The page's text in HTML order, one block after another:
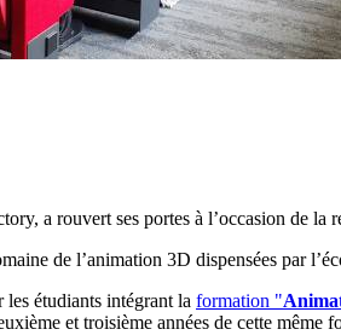
a rouvert ses portes à l’occasion de la
de l’animation 3D dispensées par
étudiants intégrant la formation "
et troisième années de cette même